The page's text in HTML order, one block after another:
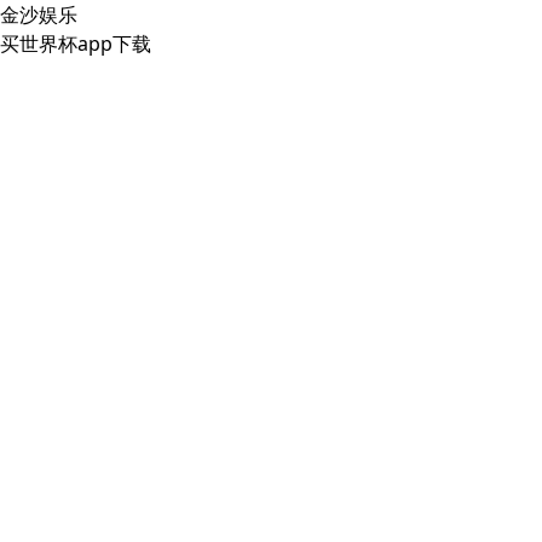
金沙娱乐
买世界杯app下载